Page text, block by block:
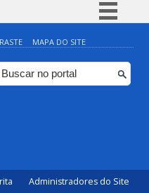
Simplifique!
Comunica BR
Participe
MAPA DO SITE
Administradores do Site